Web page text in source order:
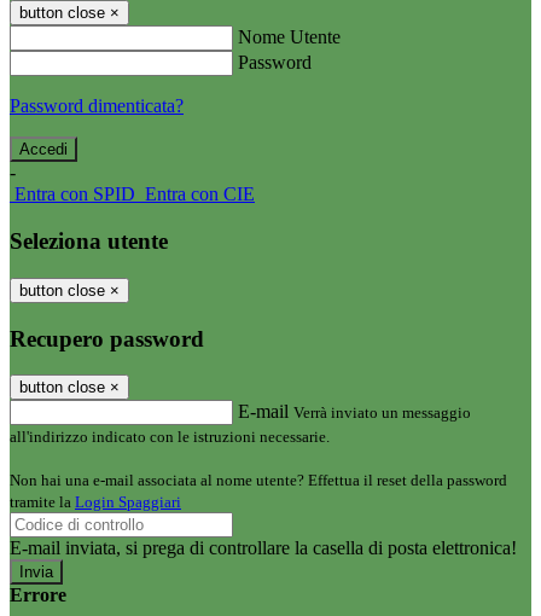
button close ×
Nome Utente
Password
Password dimenticata?
-
Entra con SPID Entra con CIE
Seleziona utente
button close ×
Recupero password
button close ×
E-mail Verrà inviato un messaggio
all'indirizzo indicato con le istruzioni necessarie.
Non hai una e-mail associata al nome utente? Effettua il reset della password
tramite la Login Spaggiari
E-mail inviata, si prega di controllare la casella di posta elettronica!
Errore